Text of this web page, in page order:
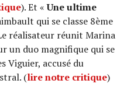
). Et «Une ultime
qui se classe 8ème
réalisateur réunit Marina
un duo magnifique qui se
Viguier, accusé du
(lire notre critique)